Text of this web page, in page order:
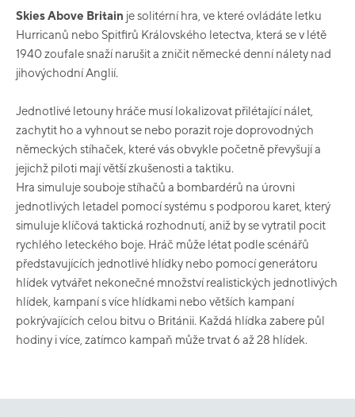
Skies Above Britain je solitérní hra, ve které ovládáte letku
Hurricanů nebo Spitfirů Královského letectva, která se v létě
1940 zoufale snaží narušit a zničit německé denní nálety nad
jihovýchodní Anglií.
Jednotlivé letouny hráče musí lokalizovat přilétající nálet,
zachytit ho a vyhnout se nebo porazit roje doprovodných
německých stíhaček, které vás obvykle početně převyšují a
jejichž piloti mají větší zkušenosti a taktiku.
Hra simuluje souboje stíhačů a bombardérů na úrovni
jednotlivých letadel pomocí systému s podporou karet, který
simuluje klíčová taktická rozhodnutí, aniž by se vytratil pocit
rychlého leteckého boje. Hráč může létat podle scénářů
představujících jednotlivé hlídky nebo pomocí generátoru
hlídek vytvářet nekonečné množství realistických jednotlivých
hlídek, kampaní s více hlídkami nebo větších kampaní
pokrývajících celou bitvu o Británii. Každá hlídka zabere půl
hodiny i více, zatímco kampaň může trvat 6 až 28 hlídek.